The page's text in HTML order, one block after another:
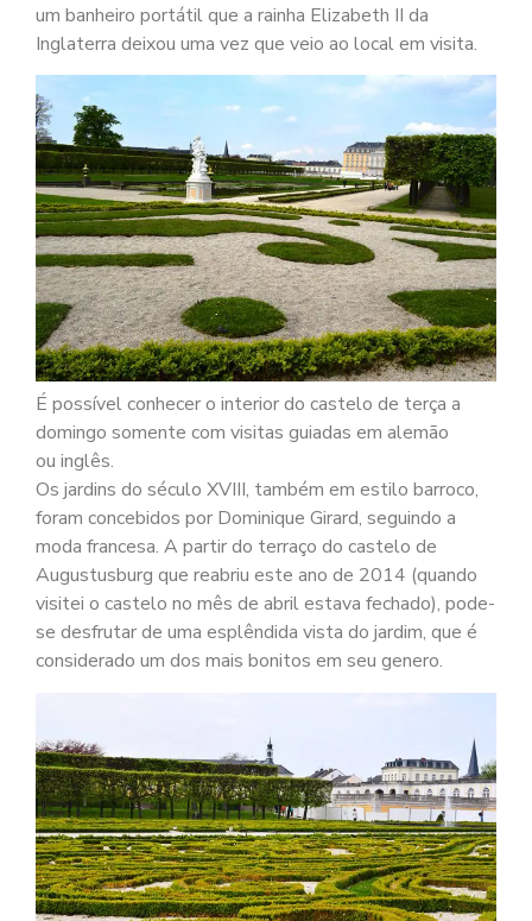
um banheiro portátil que a rainha Elizabeth II da
Inglaterra deixou uma vez que veio ao local em visita.
É possível conhecer o interior do castelo de terça a
domingo somente com visitas guiadas em alemão
ou inglês.
Os jardins do século XVIII, também em estilo barroco,
foram concebidos por Dominique Girard, seguindo a
moda francesa. A partir do terraço do castelo de
Augustusburg que reabriu este ano de 2014 (quando
visitei o castelo no mês de abril estava fechado), pode-
se desfrutar de uma esplêndida vista do jardim, que é
considerado um dos mais bonitos em seu genero.